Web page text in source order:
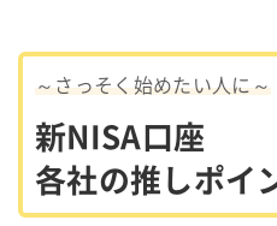
～さっそく始めたい人に～
新NISA口座
各社の推しポイ